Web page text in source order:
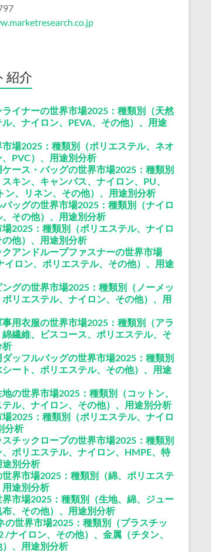
紹介
イナーの世界市場2025：種類別（天然
、ナイロン、PEVA、その他）、用途
場2025：種類別（ポリエステル、ネオ
PVC）、用途別分析
ケース・バッグの世界市場2025：種類別
スキン、キャンバス、ナイロン、PU、
ン、リネン、その他）、用途別分析
ッグの世界市場2025：種類別（ナイロ
その他）、用途別分析
2025：種類別（ポリエステル、ナイロ
他）、用途別分析
アンドループファスナーの世界市場
イロン、ポリエステル、その他）、用途
グの世界市場2025：種類別（ノーメッ
リエステル、ナイロン、その他）、用
用衣服の世界市場2025：種類別（アラ
綿繊維、ビスコース、ポリエステル、そ
析
ッフルバッグの世界市場2025：種類別
シート、ポリエステル、その他）、用途
の世界市場2025：種類別（コットン、
ル、ナイロン、その他）、用途別分析
2025：種類別（ポリエステル、ナイロ
分析
チックロープの世界市場2025：種類別
、ポリエステル、ナイロン、HMPE、特
別分析
界市場2025：種類別（綿、ポリエステ
途別分析
市場2025：種類別（生地、綿、ジュー
布、その他）、用途別分析
の世界市場2025：種類別（プラスチッ
/ナイロン、その他）、金属（チタン、
、用途別分析